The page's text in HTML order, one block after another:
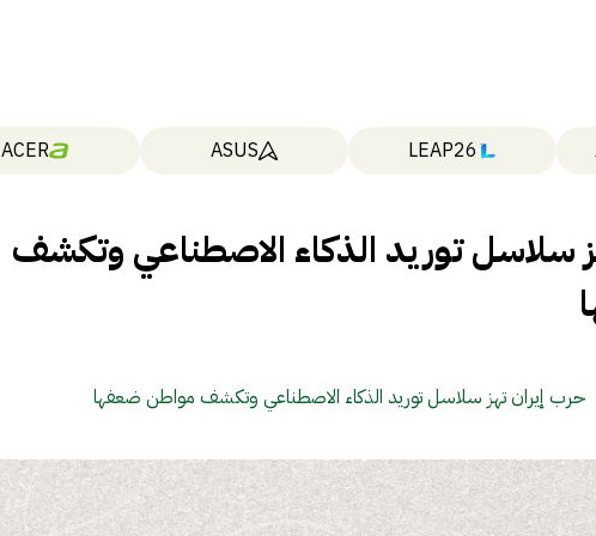
LEAP26
ASUS
ACER
سلاسل توريد الذكاء الاصطناعي وتكشف
حرب إيران تهز سلاسل توريد الذكاء الاصطناعي وتكشف مواطن ضعفها